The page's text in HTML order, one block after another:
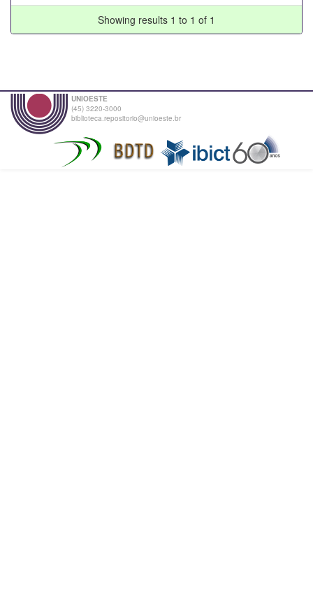
Showing results 1 to 1 of 1
UNIOESTE
(45) 3220-3000
biblioteca.repositorio@unioeste.br